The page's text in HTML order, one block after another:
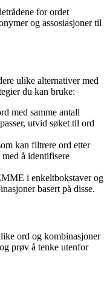
for ordet
og assosiasjoner til
ulike alternativer med
du kan bruke:
med samme antall
utvid søket til ord
kan filtrere ord etter
å identifisere
i enkeltbokstaver og
basert på disse.
ord og kombinasjoner
prøv å tenke utenfor